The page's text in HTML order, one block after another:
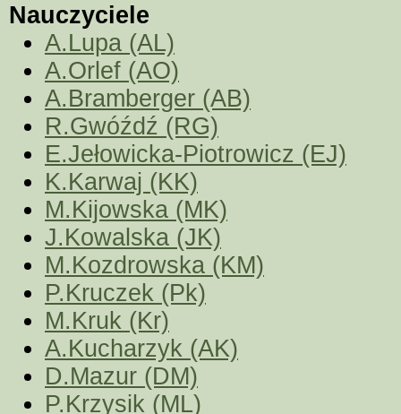
Nauczyciele
A.Lupa (AL)
A.Orlef (AO)
A.Bramberger (AB)
R.Gwóźdź (RG)
E.Jełowicka-Piotrowicz (EJ)
K.Karwaj (KK)
M.Kijowska (MK)
J.Kowalska (JK)
M.Kozdrowska (KM)
P.Kruczek (Pk)
M.Kruk (Kr)
A.Kucharzyk (AK)
D.Mazur (DM)
P.Krzysik (ML)